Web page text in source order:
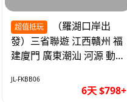
超值抵玩
發）三省聯遊 江西贛州 福
建廈門 廣東潮汕 河源 動車
JL-FKBB06
6天 $798+